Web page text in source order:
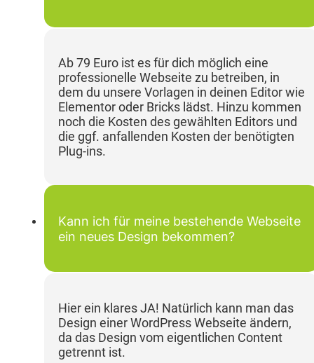
Ab 79 Euro ist es für dich möglich eine
professionelle Webseite zu betreiben, in
dem du unsere Vorlagen in deinen Editor wie
Elementor oder Bricks lädst. Hinzu kommen
noch die Kosten des gewählten Editors und
die ggf. anfallenden Kosten der benötigten
Plug-ins.
Kann ich für meine bestehende Webseite
ein neues Design bekommen?
Hier ein klares JA! Natürlich kann man das
Design einer WordPress Webseite ändern,
da das Design vom eigentlichen Content
getrennt ist.